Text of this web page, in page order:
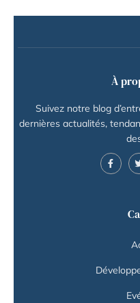
À
Suivez notre blog
dernières actualités,